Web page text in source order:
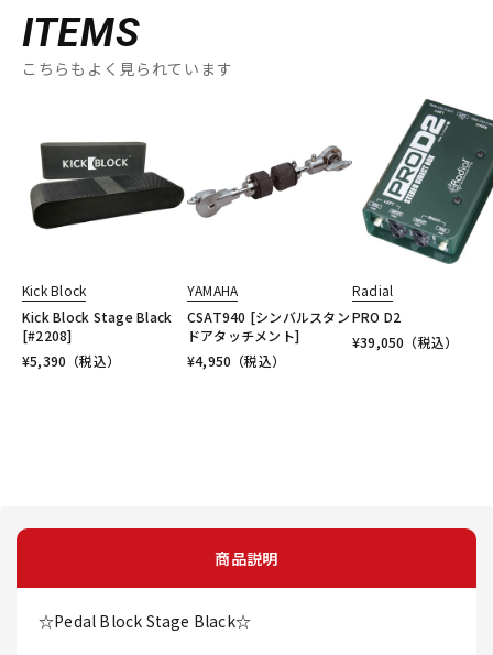
ITEMS
こちらもよく見られています
Kick Block
Kick Block Stage Black
[#2208]
¥5,390 （税込）
YAMAHA
CSAT940 [シンバルスタン
ドアタッチメント]
¥4,950 （税込）
Radial
PRO D2
¥39,050 （税込）
商品説明
☆Pedal Block Stage Black☆